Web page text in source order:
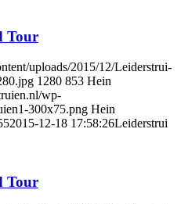
Tour
uploads/2015/12/Leiderstrui-
1280 853 Hein
wp-
300x75.png Hein
2015-12-18 17:58:26Leiderstrui
Tour